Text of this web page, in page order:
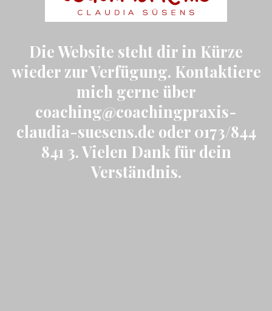
Die Website steht dir in Kürze
wieder zur Verfügung. Kontaktiere
mich gerne über
coaching@coachingpraxis-
claudia-suesens.de oder 0173/844
841 3. Vielen Dank für dein
Verständnis.